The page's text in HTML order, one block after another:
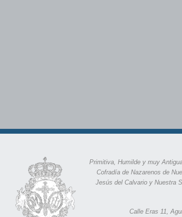
Primitiva, Humilde y muy
Cofradía de Nazarenos de
Jesús del Calvario y Nuestra
Calle Eras 11,